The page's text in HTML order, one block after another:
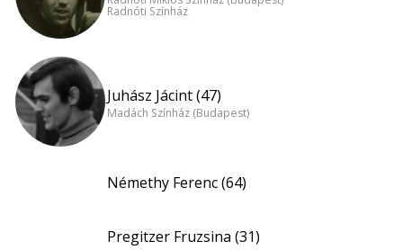
Radnóti Színház
Juhász Jácint (47)
Madách Színház (Budapest)
Némethy Ferenc (64)
Pregitzer Fruzsina (31)